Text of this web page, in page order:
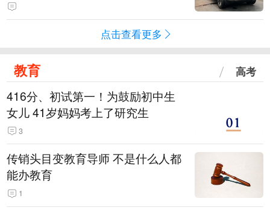
点击查看更多
教育 高考
416分、初试第一！为鼓励初中生
女儿 41岁妈妈考上了研究生
3
传销头目变教育导师 不是什么人都
能办教育
1